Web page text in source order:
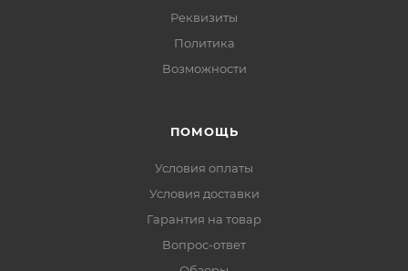
Реквизиты
Политика
Возможности
ПОМОЩЬ
Условия оплаты
Условия доставки
Гарантия на товар
Вопрос-ответ